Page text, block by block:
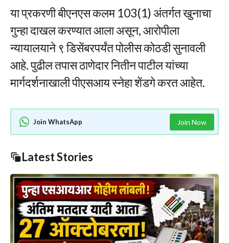
या प्रकरणी बीएनएस कलम 103(1) अंतर्गत खुनाचा
गुन्हा दाखल करण्यात आला असून, आरोपीला
न्यायालयाने ९ डिसेंबरपर्यंत पोलीस कोठडी सुनावली
आहे. पुढील तपास ठाणेदार नितीन पाटील यांच्या
मार्गदर्शनाखाली पीएसआय स्नेहा शेंडगे करत आहेत.
Join WhatsApp Join Now
Latest Stories